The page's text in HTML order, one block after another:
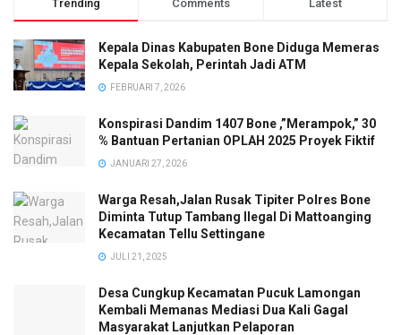
Trending Comments Latest
Kepala Dinas Kabupaten Bone Diduga Memeras
Kepala Sekolah, Perintah Jadi ATM
FEBRUARI 7, 2026
Konspirasi Dandim 1407 Bone ,”Merampok,” 30
% Bantuan Pertanian OPLAH 2025 Proyek Fiktif
JANUARI 27, 2026
Warga Resah,Jalan Rusak Tipiter Polres Bone
Diminta Tutup Tambang Ilegal Di Mattoanging
Kecamatan Tellu Settingane
JULI 21, 2025
Desa Cungkup Kecamatan Pucuk Lamongan
Kembali Memanas Mediasi Dua Kali Gagal
Masyarakat Lanjutkan Pelaporan